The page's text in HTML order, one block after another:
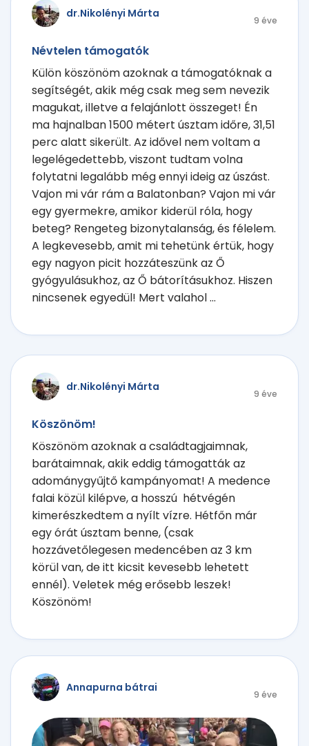
dr.Nikolényi Márta
9 éve
Névtelen támogatók
Külön köszönöm azoknak a támogatóknak a
segítségét, akik még csak meg sem nevezik
magukat, illetve a felajánlott összeget! Én
ma hajnalban 1500 métert úsztam időre, 31,51
perc alatt sikerült. Az idővel nem voltam a
legelégedettebb, viszont tudtam volna
folytatni legalább még ennyi ideig az úszást.
Vajon mi vár rám a Balatonban? Vajon mi vár
egy gyermekre, amikor kiderül róla, hogy
beteg? Rengeteg bizonytalanság, és félelem.
A legkevesebb, amit mi tehetünk értük, hogy
egy nagyon picit hozzáteszünk az Ő
gyógyulásukhoz, az Ő bátorításukhoz. Hiszen
nincsenek egyedül! Mert valahol ...
dr.Nikolényi Márta
9 éve
Köszönöm!
Köszönöm azoknak a családtagjaimnak,
barátaimnak, akik eddig támogatták az
adománygyűjtő kampányomat! A medence
falai közül kilépve, a hosszú hétvégén
kimerészkedtem a nyílt vízre. Hétfőn már
egy órát úsztam benne, (csak
hozzávetőlegesen medencében az 3 km
körül van, de itt kicsit kevesebb lehetett
ennél). Veletek még erősebb leszek!
Köszönöm!
Annapurna bátrai
9 éve